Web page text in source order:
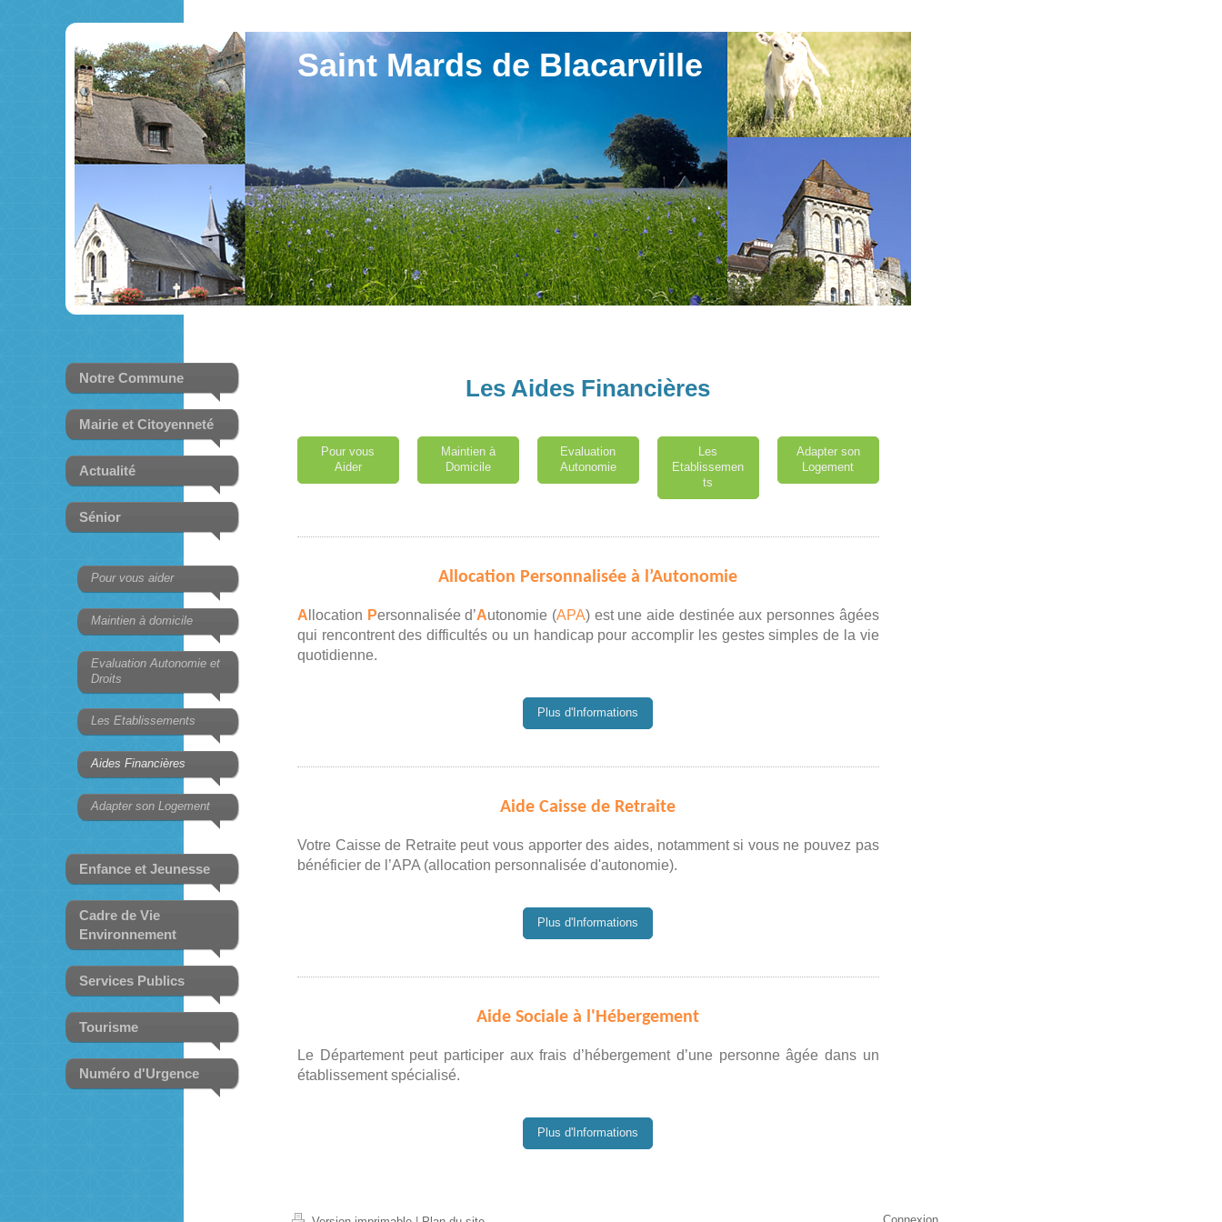
Saint Mards de Blacarville
Notre Commune
Mairie et Citoyenneté
Actualité
Sénior
Pour vous aider
Maintien à domicile
Evaluation Autonomie et
Droits
Les Etablissements
Aides Financières
Adapter son Logement
Enfance et Jeunesse
Cadre de Vie
Environnement
Services Publics
Tourisme
Numéro d'Urgence
Les Aides Financières
Pour vous
Aider
Maintien à
Domicile
Evaluation
Autonomie
Les
Etablissemen
ts
Adapter son
Logement
Allocation Personnalisée à l’Autonomie
A llocation Personnalisée d’Autonomie (APA) est une aide destinée aux personnes âgées
qui rencontrent des difficultés ou un handicap pour accomplir les gestes simples de la vie
quotidienne.
Plus d'Informations
Aide Caisse de Retraite
Votre Caisse de Retraite peut vous apporter des aides, notamment si vous ne pouvez pas
bénéficier de l’APA (allocation personnalisée d'autonomie).
Plus d'Informations
Aide Sociale à l'Hébergement
Le Département peut participer aux frais d’hébergement d’une personne âgée dans un
établissement spécialisé.
Plus d'Informations